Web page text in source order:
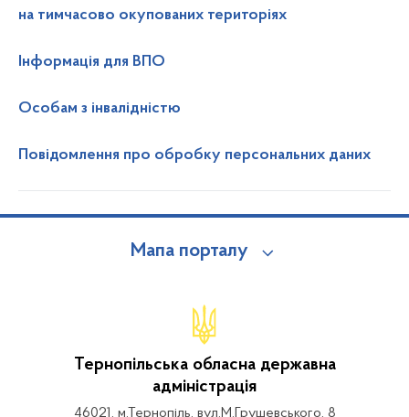
на тимчасово окупованих територіях
Інформація для ВПО
Особам з інвалідністю
Повідомлення про обробку персональних даних
Мапа порталу
Тернопільська обласна державна
адміністрація
46021, м.Тернопіль, вул.М.Грушевського, 8